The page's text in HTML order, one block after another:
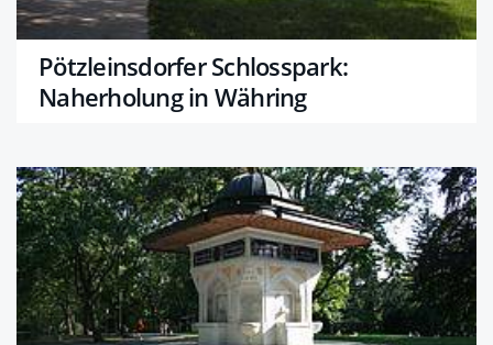
Pötzleinsdorfer Schlosspark:
Naherholung in Währing